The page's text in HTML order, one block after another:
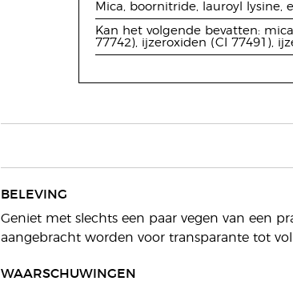
Mica, boornitride, lauroyl lysine,
Kan het volgende bevatten:
77742), ijzeroxiden (CI 77491),
BELEVING
Geniet met slechts een paar vegen van een
aangebracht worden voor transparante tot
WAARSCHUWINGEN